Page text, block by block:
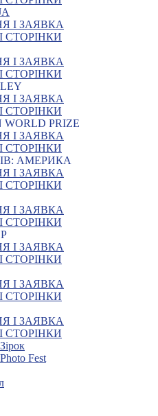
І ЗАЯВКА
СТОРІНКИ
І ЗАЯВКА
СТОРІНКИ
І ЗАЯВКА
СТОРІНКИ
WORLD PRIZE
І ЗАЯВКА
СТОРІНКИ
АМЕРИКА
І ЗАЯВКА
СТОРІНКИ
І ЗАЯВКА
СТОРІНКИ
І ЗАЯВКА
СТОРІНКИ
І ЗАЯВКА
СТОРІНКИ
І ЗАЯВКА
СТОРІНКИ
Fest